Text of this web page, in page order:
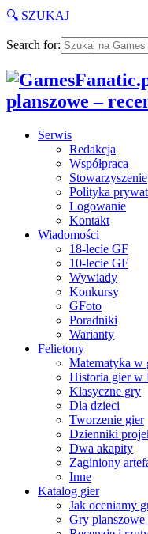
🔍 SZUKAJ
Search for:
planszowe –
Serwis
Redakcja
Współpraca
Stowarzyszenie
Polityka
Logowanie
Kontakt
Wiadomości
18-lecie GF
10-lecie GF
Wywiady
Konkursy
GFoto
Poradniki
Warianty
Felietony
Matematyka w
Historia gier w
Klasyczne gry
Dla dzieci
Tworzenie gier
Dzienniki
Dwa akapity
Zaginiony
Inne
Katalog gier
Jak oceniamy
Gry